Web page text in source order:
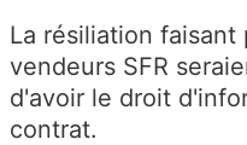
La résiliation
vendeurs SFR
d'avoir le droit
contrat.